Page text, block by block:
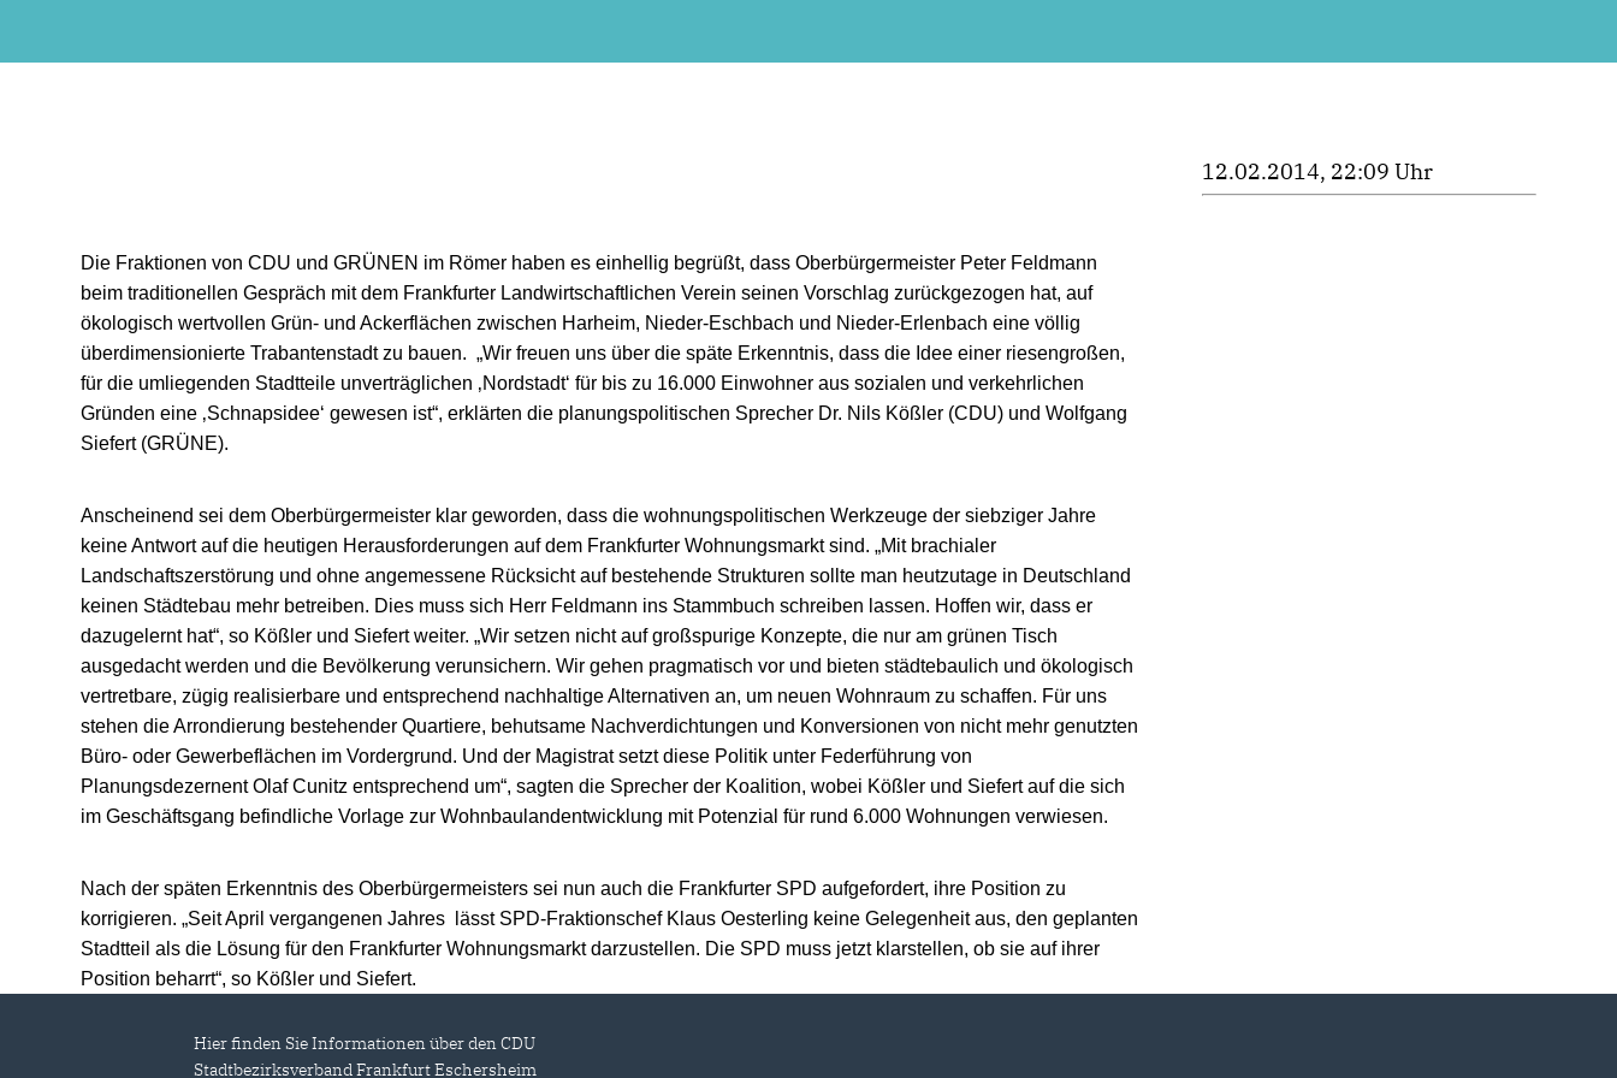
Die Fraktionen von CDU und GRÜNEN im Römer haben es einhellig begrüßt, dass Oberbürgermeister Peter Feldmann
beim traditionellen Gespräch mit dem Frankfurter Landwirtschaftlichen Verein seinen Vorschlag zurückgezogen hat, auf
ökologisch wertvollen Grün- und Ackerflächen zwischen Harheim, Nieder-Eschbach und Nieder-Erlenbach eine völlig
überdimensionierte Trabantenstadt zu bauen. „Wir freuen uns über die späte Erkenntnis, dass die Idee einer riesengroßen,
für die umliegenden Stadtteile unverträglichen ‚Nordstadt‘ für bis zu 16.000 Einwohner aus sozialen und verkehrlichen
Gründen eine ‚Schnapsidee‘ gewesen ist“, erklärten die planungspolitischen Sprecher Dr. Nils Kößler (CDU) und Wolfgang
Siefert (GRÜNE).
Anscheinend sei dem Oberbürgermeister klar geworden, dass die wohnungspolitischen Werkzeuge der siebziger Jahre
keine Antwort auf die heutigen Herausforderungen auf dem Frankfurter Wohnungsmarkt sind. „Mit brachialer
Landschaftszerstörung und ohne angemessene Rücksicht auf bestehende Strukturen sollte man heutzutage in Deutschland
keinen Städtebau mehr betreiben. Dies muss sich Herr Feldmann ins Stammbuch schreiben lassen. Hoffen wir, dass er
dazugelernt hat“, so Kößler und Siefert weiter. „Wir setzen nicht auf großspurige Konzepte, die nur am grünen Tisch
ausgedacht werden und die Bevölkerung verunsichern. Wir gehen pragmatisch vor und bieten städtebaulich und ökologisch
vertretbare, zügig realisierbare und entsprechend nachhaltige Alternativen an, um neuen Wohnraum zu schaffen. Für uns
stehen die Arrondierung bestehender Quartiere, behutsame Nachverdichtungen und Konversionen von nicht mehr genutzten
Büro- oder Gewerbeflächen im Vordergrund. Und der Magistrat setzt diese Politik unter Federführung von
Planungsdezernent Olaf Cunitz entsprechend um“, sagten die Sprecher der Koalition, wobei Kößler und Siefert auf die sich
im Geschäftsgang befindliche Vorlage zur Wohnbaulandentwicklung mit Potenzial für rund 6.000 Wohnungen verwiesen.
Nach der späten Erkenntnis des Oberbürgermeisters sei nun auch die Frankfurter SPD aufgefordert, ihre Position zu
korrigieren. „Seit April vergangenen Jahres lässt SPD-Fraktionschef Klaus Oesterling keine Gelegenheit aus, den geplanten
Stadtteil als die Lösung für den Frankfurter Wohnungsmarkt darzustellen. Die SPD muss jetzt klarstellen, ob sie auf ihrer
Position beharrt“, so Kößler und Siefert.
12.02.2014, 22:09 Uhr
Hier finden Sie Informationen über den CDU
Stadtbezirksverband Frankfurt Eschersheim